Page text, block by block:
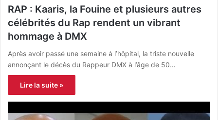
RAP : Kaaris, la Fouine et plusieurs autres
célébrités du Rap rendent un vibrant
hommage à DMX
Après avoir passé une semaine à l’hôpital, la triste nouvelle
annonçant le décès du Rappeur DMX à l’âge de 50…
Lire la suite »